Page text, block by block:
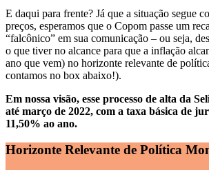
E daqui para frente? Já que a situação segue
preços, esperamos que o Copom passe um
“falcônico” em sua comunicação – ou seja,
o que tiver no alcance para que a inflação
ano que vem) no horizonte relevante de
contamos no box abaixo!).
Em nossa visão, esse processo de alta da
até março de 2022, com a taxa básica de
11,50% ao ano.
Horizonte Relevante de Política